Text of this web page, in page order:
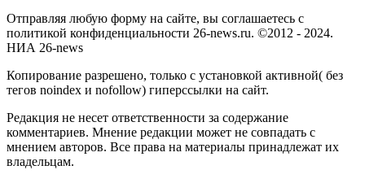
Отправляя любую форму на сайте, вы соглашаетесь с
политикой конфиденциальности 26-news.ru. ©2012 - 2024.
НИА 26-news
Копирование разрешено, только с установкой активной( без
тегов noindex и nofollow) гиперссылки на сайт.
Редакция не несет ответственности за содержание
комментариев. Мнение редакции может не совпадать с
мнением авторов. Все права на материалы принадлежат их
владельцам.